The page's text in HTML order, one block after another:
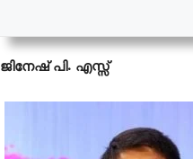
ജിനേഷ് പി. എസ്സ്